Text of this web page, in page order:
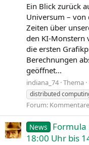
Ein Blick zurück
Universum – von
Zeiten über
den KI-Monstern
die ersten
Berechnungen
geöffnet...
indiana_74 Thema
distributed
Forum: Kommentare
News
Formula
18:00 Uhr bis